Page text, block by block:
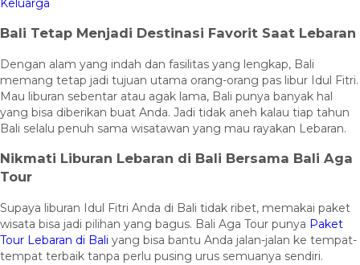
Keluarga
Bali Tetap Menjadi Destinasi Favorit Saat Lebaran
Dengan alam yang indah dan fasilitas yang lengkap, Bali
memang tetap jadi tujuan utama orang-orang pas libur Idul Fitri.
Mau liburan sebentar atau agak lama, Bali punya banyak hal
yang bisa diberikan buat Anda. Jadi tidak aneh kalau tiap tahun
Bali selalu penuh sama wisatawan yang mau rayakan Lebaran.
Nikmati Liburan Lebaran di Bali Bersama Bali Aga
Tour
Supaya liburan Idul Fitri Anda di Bali tidak ribet, memakai paket
wisata bisa jadi pilihan yang bagus. Bali Aga Tour punya Paket
Tour Lebaran di Bali yang bisa bantu Anda jalan-jalan ke tempat-
tempat terbaik tanpa perlu pusing urus semuanya sendiri.